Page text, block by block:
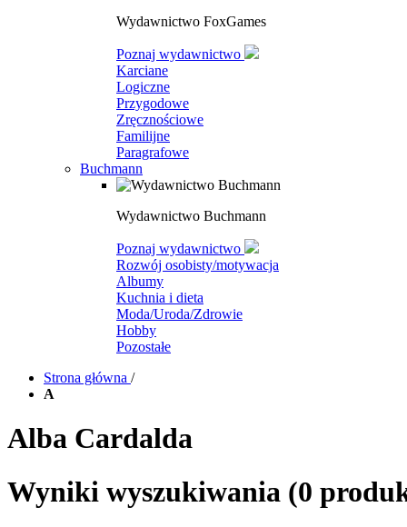
Wydawnictwo FoxGames
Poznaj wydawnictwo
Karciane
Logiczne
Przygodowe
Zręcznościowe
Familijne
Paragrafowe
Buchmann
Wydawnictwo Buchmann
Poznaj wydawnictwo
Rozwój osobisty/motywacja
Albumy
Kuchnia i dieta
Moda/Uroda/Zdrowie
Hobby
Pozostałe
Strona główna /
A
Alba Cardalda
Wyniki wyszukiwania (0